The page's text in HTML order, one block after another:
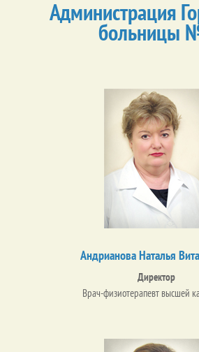
Администрация
больницы
Андрианова Наталья
Директор
Врач-физиотерапевт высшей